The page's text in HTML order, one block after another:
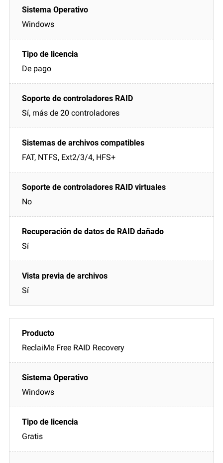
Windows
De pago
Sí, más de 20 controladores
FAT, NTFS, Ext2/3/4, HFS+
No
Sí
Sí
ReclaiMe Free RAID Recovery
Windows
Gratis